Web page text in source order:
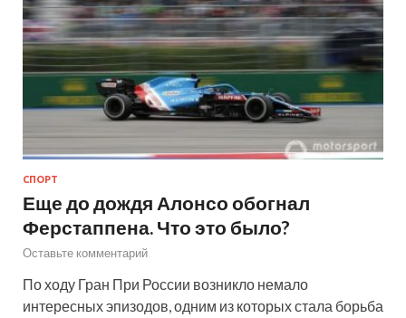
СПОРТ
Еще до дождя Алонсо обогнал
Ферстаппена. Что это было?
Оставьте комментарий
По ходу Гран При России возникло немало
интересных эпизодов, одним из которых стала борьба